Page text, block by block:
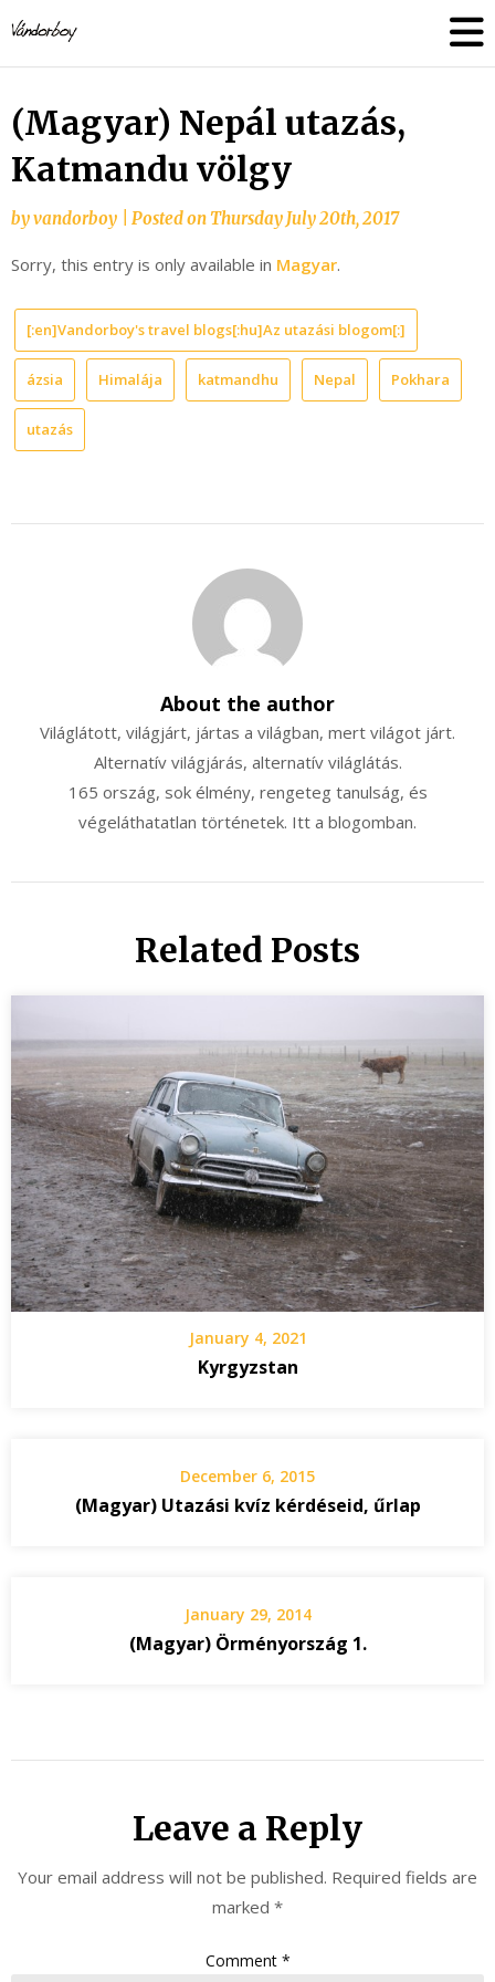
to
content
(Magyar) Nepál utazás,
Katmandu völgy
byvandorboy Posted onThursday July 20th, 2017
Sorry, this entry is only available in Magyar.
[:en]Vandorboy's travel blogs[:hu]Az utazási blogom[:]
ázsia Himalája katmandhu Nepal Pokhara
utazás
About the author
Világlátott, világjárt, jártas a világban, mert világot járt.
Alternatív világjárás, alternatív világlátás.
165 ország, sok élmény, rengeteg tanulság, és
végeláthatatlan történetek. Itt a blogomban.
Related Posts
January 4, 2021
Kyrgyzstan
December 6, 2015
(Magyar) Utazási kvíz kérdéseid, űrlap
January 29, 2014
(Magyar) Örményország 1.
Leave a Reply
Your email address will not be published. Required fields are
marked *
Comment *